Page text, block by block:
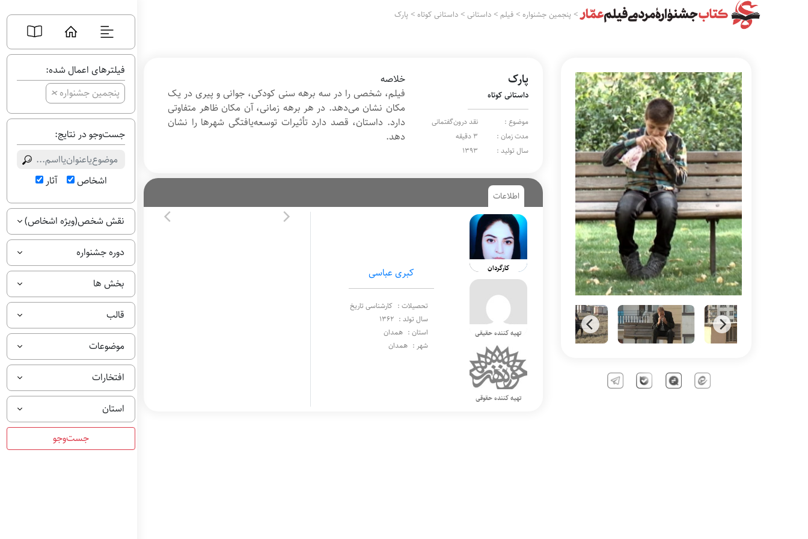
فیلترهای اعمال شده:
پنجمین جشنواره+
جست‌وجو در نتایج:
اشخاص آثار
نقش شخص(ویژه اشخاص)
دوره جشنواره
بخش ها
قالب
موضوعات
افتخارات
استان
>پنجمین جشنواره >فیلم >داستانی >داستانی کوتاه >پارک
پارک
داستانی کوتاه
موضوع :
نقد درون‌گفتمانی
مدت زمان :
3 دقیقه
سال تولید :
1393
خلاصه
فیلم، شخصی را در سه برهه سنی کودکی، جوانی و پیری در یک
مکان نشان می‌دهد. در هر برهه زمانی، آن مکان ظاهر متفاوتی
دارد. داستان، قصد دارد تأثیرات توسعه‌یافتگی شهرها را نشان
دهد.
اطلاعات
کارگردان
تهیه کننده حقیقی
تهیه کننده حقوقی
کبری عباسی
تحصیلات : کارشناسی تاریخ
سال تولد : 1362
استان : همدان
شهر : همدان